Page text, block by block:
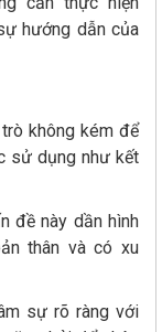
hướng dẫn của
không kém để
sử dụng như kết
đề này dần hình
thân và có xu
sự rõ ràng với